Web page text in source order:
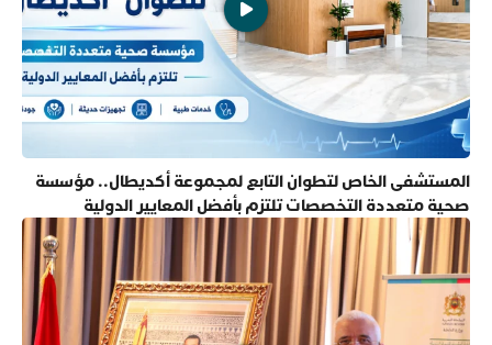
المستشفى الخاص لتطوان التابع لمجموعة أكديطال.. مؤسسة
صحية متعددة التخصصات تلتزم بأفضل المعايير الدولية